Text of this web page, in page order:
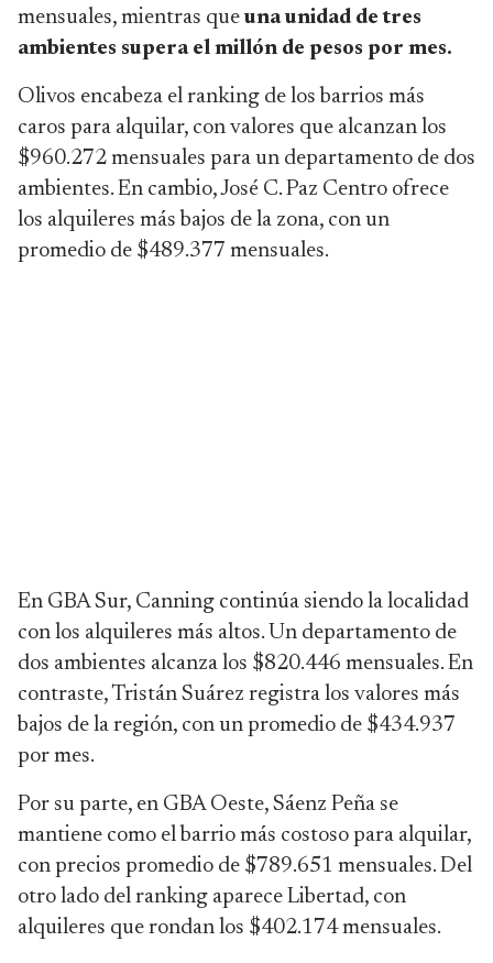
mensuales, mientras queuna unidad de tres
ambientes supera el millón de pesos por mes.
Olivos encabeza el ranking de los barrios más
caros para alquilar, con valores que alcanzan los
$960.272 mensuales para un departamento de dos
ambientes. En cambio, José C. Paz Centro ofrece
los alquileres más bajos de la zona, con un
promedio de $489.377 mensuales.
En GBA Sur, Canning continúa siendo la localidad
con los alquileres más altos. Un departamento de
dos ambientes alcanza los $820.446 mensuales. En
contraste, Tristán Suárez registra los valores más
bajos de la región, con un promedio de $434.937
por mes.
Por su parte, en GBA Oeste, Sáenz Peña se
mantiene como el barrio más costoso para alquilar,
con precios promedio de $789.651 mensuales. Del
otro lado del ranking aparece Libertad, con
alquileres que rondan los $402.174 mensuales.